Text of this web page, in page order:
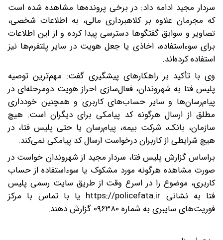
سردار مجید ادامه داد: در برخی پرونده‌ها مشاهده شده است
که مجرمان علاوه بر کلاهبرداری مالی، به اطلاعات شخصی،
تصاویر و سوابق گفتگوها دسترسی پیدا کرده و از این اطلاعات
برای سوءاستفاده، اخاذی یا جعل هویت در سایر پلتفرم‌ها نیز
استفاده کرده‌اند.
وی با تأکید بر راهکارهای پیشگیری گفت: مهم‌ترین توصیه
پلیس فتا به شهروندان، فعال‌سازی احراز هویت دومرحله‌ای در
پیام‌رسان‌ها و سایر حساب‌های کاربری و همچنین خودداری
مطلق از ارسال هرگونه کد پیامکی برای دیگران است. هیچ
سازمان، بانک، شرکت بیمه، پیام‌رسان یا حتی پلیس فتا، در
هیچ شرایطی از کاربران درخواست ارسال کد پیامکی نمی‌کند.
براساس گزارش پلیس فتا، سردار مجید از شهروندان خواست در
صورت مشاهده هرگونه مورد مشکوک یا سوءاستفاده از حساب
کاربری، موضوع را در اسرع وقت از طریق سایت رسمی پلیس
فتا به نشانی https://policefata.ir یا با تماس با مرکز
فوریت‌های سایبری به شماره ۰۹۶۳۸۰ گزارش دهند.